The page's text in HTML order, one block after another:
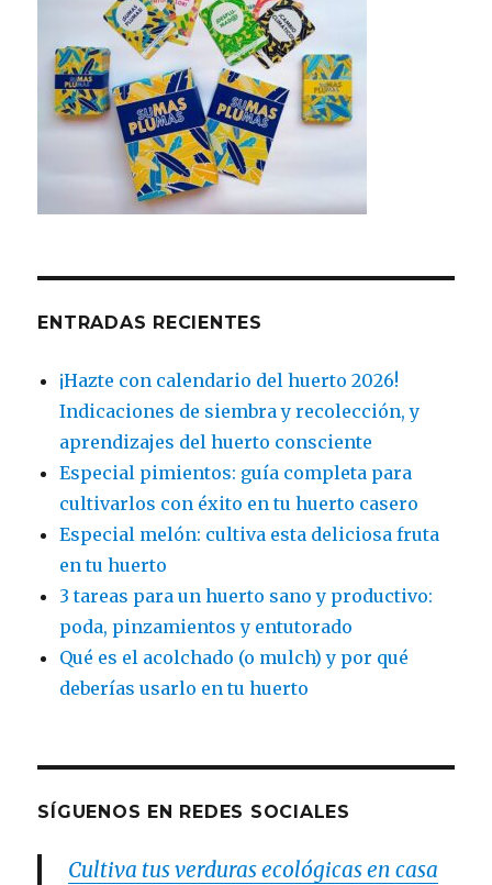
ENTRADAS RECIENTES
¡Hazte con calendario del huerto 2026!
Indicaciones de siembra y recolección, y
aprendizajes del huerto consciente
Especial pimientos: guía completa para
cultivarlos con éxito en tu huerto casero
Especial melón: cultiva esta deliciosa fruta
en tu huerto
3 tareas para un huerto sano y productivo:
poda, pinzamientos y entutorado
Qué es el acolchado (o mulch) y por qué
deberías usarlo en tu huerto
SÍGUENOS EN REDES SOCIALES
Cultiva tus verduras ecológicas en casa